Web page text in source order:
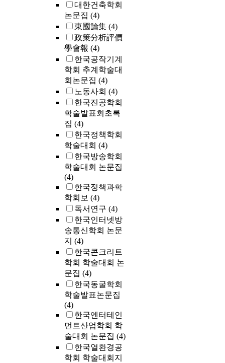
대한건축학회
논문집 (4)
東國論集 (4)
政策分析評價
學會報 (4)
한국공작기계
학회 추계학술대
회논문집 (4)
노동사회 (4)
한국진공학회
학술발표회초록
집 (4)
한국정책학회
학술대회 (4)
한국방송학회
학술대회 논문집
(4)
한국정책과학
학회보 (4)
독서연구 (4)
한국인터넷방
송통신학회 논문
지 (4)
한국콘크리트
학회 학술대회 논
문집 (4)
한국동굴학회
학술발표논문집
(4)
한국엔터테인
먼트산업학회 학
술대회 논문집 (4)
한국열환경공
학회 학술대회지